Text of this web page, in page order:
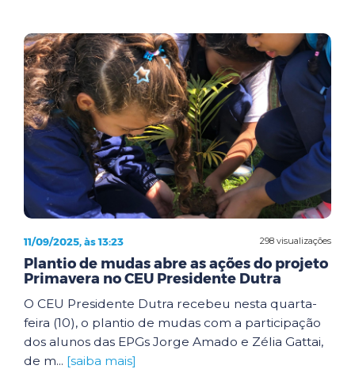
298 visualizações
11/09/2025, às 13:23
Plantio de mudas abre as ações do projeto
Primavera no CEU Presidente Dutra
O CEU Presidente Dutra recebeu nesta quarta-
feira (10), o plantio de mudas com a participação
dos alunos das EPGs Jorge Amado e Zélia Gattai,
de m... [saiba mais]